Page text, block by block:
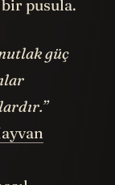
bir pusula.
güç